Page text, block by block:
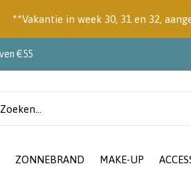
ZONNEBRAND MAKE-UP
€55
**Vakantie in week 30, 31 en 32,